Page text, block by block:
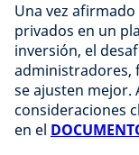
Una vez
privados en un
inversión, el
administradores,
se ajusten mejor.
consideraciones
en el